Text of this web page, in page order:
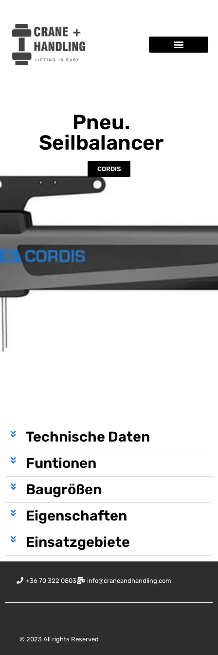
Pneu.
Seilbalancer
CORDIS
Technische Daten
Funtionen
Baugrößen
Eigenschaften
Einsatzgebiete
+36 70 322 0803 info@craneandhandling.com
© 2023 All rights Reserved